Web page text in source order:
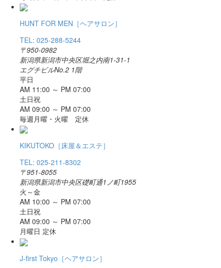
HUNT FOR MEN ［ヘアサロン］
TEL: 025-288-5244
〒950-0982
新潟県新潟市中央区堀之内南1-31-1
エグチビルNo.2 1階
平日
AM 11:00 ～ PM 07:00
土日祝
AM 09:00 ～ PM 07:00
毎週月曜・火曜 定休
KIKUTOKO ［床屋＆エステ］
TEL: 025-211-8302
〒951-8055
新潟県新潟市中央区礎町通1ノ町1955
火～金
AM 10:00 ～ PM 07:00
土日祝
AM 09:00 ～ PM 07:00
月曜日 定休
J-first Tokyo ［ヘアサロン］